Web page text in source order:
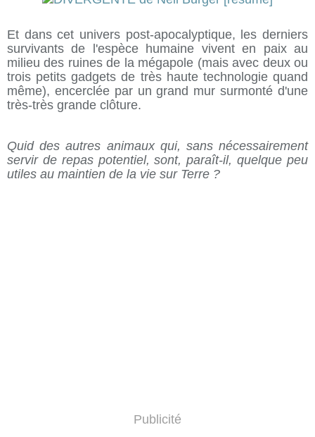
Et dans cet univers post-apocalyptique, les derniers
survivants de l'espèce humaine vivent en paix au
milieu des ruines de la mégapole (mais avec deux ou
trois petits gadgets de très haute technologie quand
même), encerclée par un grand mur surmonté d'une
très-très grande clôture.
Quid des autres animaux qui, sans nécessairement
servir de repas potentiel, sont, paraît-il, quelque peu
utiles au maintien de la vie sur Terre ?
Publicité